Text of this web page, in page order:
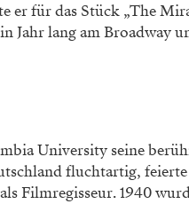
er für das Stück „The
Jahr lang am Broadway
University seine
fluchtartig,
Filmregisseur. 1940